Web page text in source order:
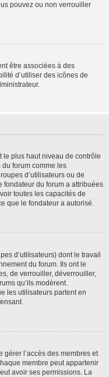
pouvez ou non verrouiller
être associées à des
d’utiliser des icônes de
le plus haut niveau de contrôle
du forum comme les
d’utilisateurs ou de
fondateur du forum a attribuées
toutes les capacités de
que le fondateur a autorisé.
d’utilisateurs) dont le travail
du forum. Ils ont le
de verrouiller, déverrouiller,
qu’ils modèrent.
les utilisateurs partent en
gérer l’accès des membres et
membre peut appartenir
avoir ses permissions. La